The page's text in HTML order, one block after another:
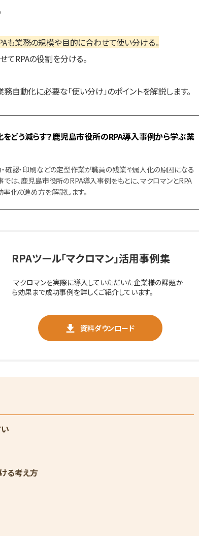
も業務の規模や目的に合わせて使い分ける。
てRPAの役割を分ける。
自動化に必要な「使い分け」のポイントを解説します。
をどう減らす？鹿児島市役所のRPA導入事例から学ぶ業
確認・印刷などの定型作業が職員の残業や属人化の原因になる
では、鹿児島市役所のRPA導入事例をもとに、マクロマンとRPA
化の進め方を解説します。
RPAツール「マクロマン」活用事例集
マクロマンを実際に導入していただいた企業様の課題か
ら効果まで成功事例を詳しくご紹介しています。
資料ダウンロード
る考え方